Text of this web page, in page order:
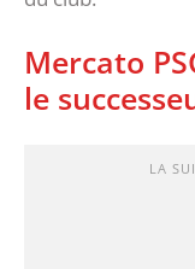
Mercato
le
LA